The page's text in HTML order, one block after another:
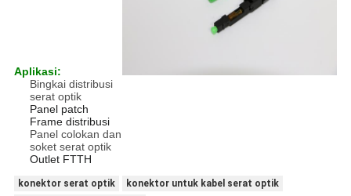
Aplikasi:
Bingkai distribusi
serat optik
Panel patch
Frame distribusi
Panel colokan dan
soket serat optik
Outlet FTTH
konektor serat optik
konektor untuk kabel serat optik